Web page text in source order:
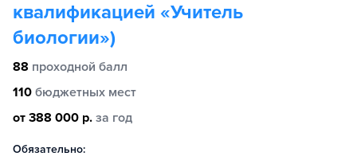
квалификацией «Учитель
биологии»)
88 проходной балл
110 бюджетных мест
от 388 000 р. за год
Обязательно: